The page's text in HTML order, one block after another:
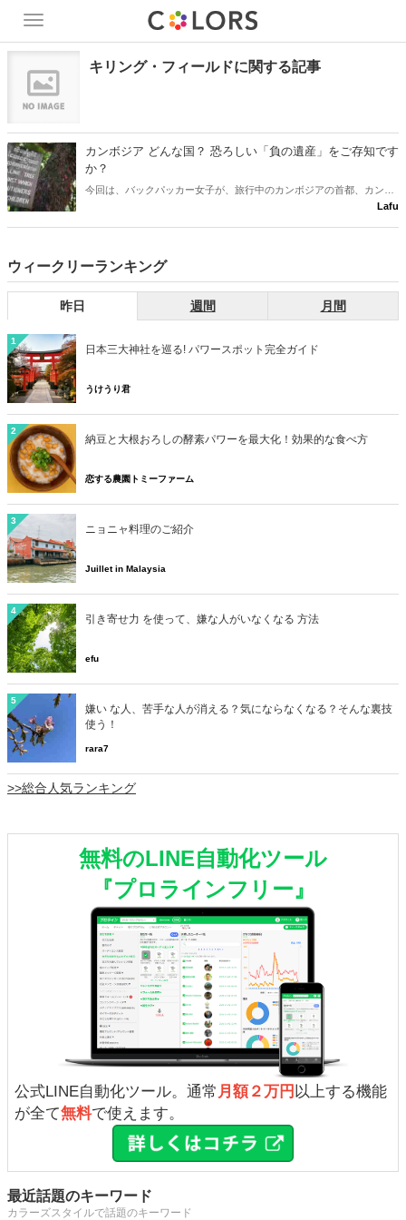
Toggle
navigation
キリング・フィールドに関する記事
カンボジア どんな国？ 恐ろしい「負の遺産」をご存知です
か？
今回は、バックパッカー女子が、旅行中のカンボジアの首都、カンボ
ジア プノンペンで訪れた歴史的な「負の遺産」についてのご紹介で
在します。
Lafu
ウィークリーランキング
昨日 週間 月間
1
日本三大神社を巡る! パワースポット完全ガイド
うけうり君
2
納豆と大根おろしの酵素パワーを最大化！効果的な食べ方
恋する農園トミーファーム
3
ニョニャ料理のご紹介
Juillet in Malaysia
4
引き寄せ力 を使って、嫌な人がいなくなる 方法
efu
5
嫌い な人、苦手な人が消える？気にならなくなる？そんな裏技
使う！
rara7
>>総合人気ランキング
無料のLINE自動化ツール
『プロラインフリー』
公式LINE自動化ツール。通常 月額２万円 以上する機能
が全て無料で使えます。
最近話題のキーワード
カラーズスタイルで話題のキーワード